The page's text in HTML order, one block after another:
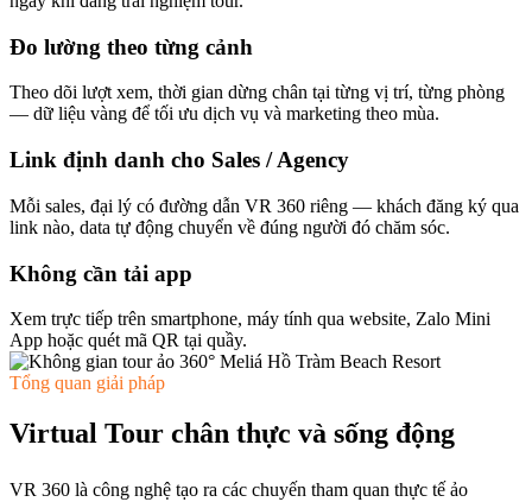
Đo lường theo từng cảnh
Theo dõi lượt xem, thời gian dừng chân tại từng vị trí, từng phòng
— dữ liệu vàng để tối ưu dịch vụ và marketing theo mùa.
Link định danh cho Sales / Agency
Mỗi sales, đại lý có đường dẫn VR 360 riêng — khách đăng ký qua
link nào, data tự động chuyển về đúng người đó chăm sóc.
Không cần tải app
Xem trực tiếp trên smartphone, máy tính qua website, Zalo Mini
App hoặc quét mã QR tại quầy.
Tổng quan giải pháp
Virtual Tour chân thực và sống động
VR 360 là công nghệ tạo ra các chuyến tham quan thực tế ảo